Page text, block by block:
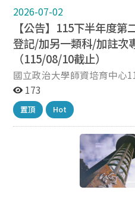
調查對象｜110、112、114
資生 敬祝
2026-07-02
【公告】115下半年度
登記/加另一類科/加註次
（115/08/10截止）
國立政治大學師資培育中心
加另一類科、加註次專長教師證書申請 一
同時符合下列兩項條件）：
請第二張（以上）中等學校
等學校第二科（以上）專門科目學分者
象： （一）本校師資培育
校教育學系甄選錄取之師資
（二）非本校師資培育中心
來電或來信確認跨校申請資格）。 三、申
173
置頂 Hot